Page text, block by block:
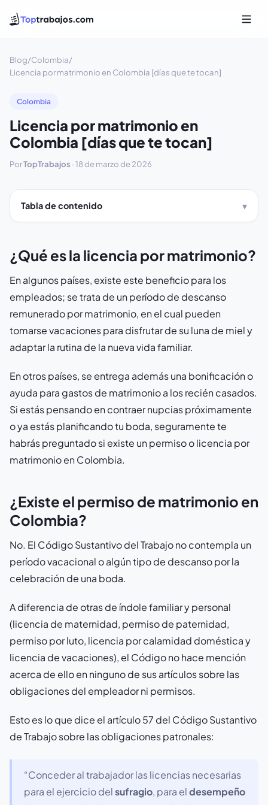
Blog/Colombia/
Licencia por matrimonio en Colombia [días que te tocan]
Colombia
Licencia por matrimonio en
Colombia [días que te tocan]
PorTopTrabajos ·18 de marzo de 2026
Tabla de contenido
¿Qué es la licencia por matrimonio?
En algunos países, existe este beneficio para los
empleados; se trata de un período de descanso
remunerado por matrimonio, en el cual pueden
tomarse vacaciones para disfrutar de su luna de miel y
adaptar la rutina de la nueva vida familiar.
En otros países, se entrega además una bonificación o
ayuda para gastos de matrimonio a los recién casados.
Si estás pensando en contraer nupcias próximamente
o ya estás planificando tu boda, seguramente te
habrás preguntado si existe un permiso o licencia por
matrimonio en Colombia.
¿Existe el permiso de matrimonio en
Colombia?
No. El Código Sustantivo del Trabajo no contempla un
período vacacional o algún tipo de descanso por la
celebración de una boda.
A diferencia de otras de índole familiar y personal
(licencia de maternidad, permiso de paternidad,
permiso por luto, licencia por calamidad doméstica y
licencia de vacaciones), el Código no hace mención
acerca de ello en ninguno de sus artículos sobre las
obligaciones del empleador ni permisos.
Esto es lo que dice el artículo 57 del Código Sustantivo
de Trabajo sobre las obligaciones patronales:
“Conceder al trabajador las licencias necesarias
para el ejercicio delsufragio, para eldesempeño